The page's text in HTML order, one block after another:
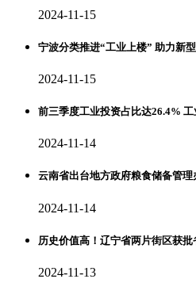
2024-11-15
宁波分类推进“工业上楼” 助力新
2024-11-15
前三季度工业投资占比达26.4%
2024-11-14
云南省出台地方政府粮食储备管
2024-11-14
历史价值高！辽宁省两片街区获
2024-11-13